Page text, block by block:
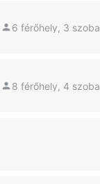
6 férőhely, 3 szoba
8 férőhely, 4 szoba